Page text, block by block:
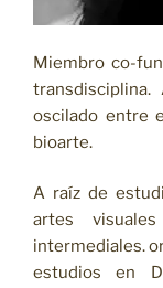
Miembro co-
oscilado entre
bioarte.
A raíz de
artes
intermediales.
estudios en